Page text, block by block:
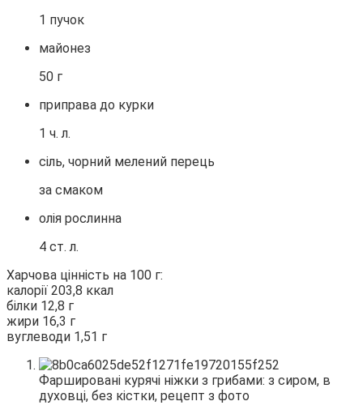
1 пучок
майонез
50 г
приправа до курки
1 ч. л.
сіль, чорний мелений перець
за смаком
олія рослинна
4 ст. л.
Харчова цінність на 100 г:
калорії 203,8 ккал
білки 12,8 г
жири 16,3 г
вуглеводи 1,51 г